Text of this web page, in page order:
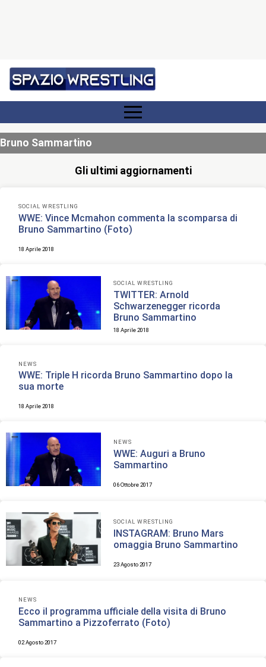
Bruno Sammartino
Gli ultimi aggiornamenti
SOCIAL WRESTLING
WWE: Vince Mcmahon commenta la scomparsa di
Bruno Sammartino (Foto)
18 Aprile 2018
SOCIAL WRESTLING
TWITTER: Arnold
Schwarzenegger ricorda
Bruno Sammartino
18 Aprile 2018
NEWS
WWE: Triple H ricorda Bruno Sammartino dopo la
sua morte
18 Aprile 2018
NEWS
WWE: Auguri a Bruno
Sammartino
06 Ottobre 2017
SOCIAL WRESTLING
INSTAGRAM: Bruno Mars
omaggia Bruno Sammartino
23 Agosto 2017
NEWS
Ecco il programma ufficiale della visita di Bruno
Sammartino a Pizzoferrato (Foto)
02 Agosto 2017